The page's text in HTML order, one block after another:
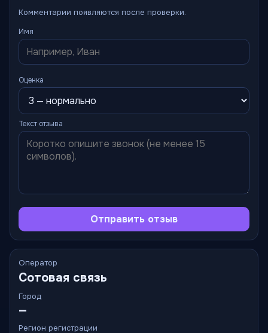
Комментарии появляются после проверки.
Имя
Оценка
Текст отзыва
Отправить отзыв
Оператор
Сотовая связь
Город
—
Регион регистрации